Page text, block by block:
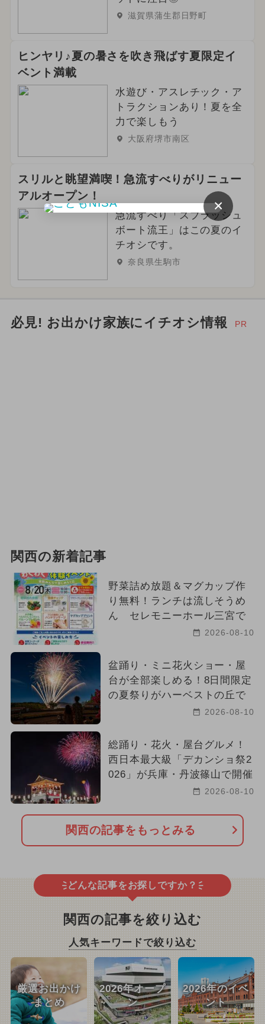
滋賀県蒲生郡日野町
ヒンヤリ♪夏の暑さを吹き飛ばす夏限定イ
ベント満載
水遊び・アスレチック・ア
トラクションあり！夏を全
力で楽しもう
大阪府堺市南区
スリルと眺望満喫！急流すべりがリニュー
アルオープン！
急流すべり「スプラッシュ
ボート流王」はこの夏のイ
チオシです。
奈良県生駒市
必見! お出かけ家族にイチオシ情報 PR
関西の新着記事
野菜詰め放題＆マグカップ作
り無料！ランチは流しそうめ
ん セレモニーホール三宮で
2026-08-10
盆踊り・ミニ花火ショー・屋
台が全部楽しめる！8日間限定
の夏祭りがハーベストの丘で
2026-08-10
総踊り・花火・屋台グルメ！
西日本最大級「デカンショ祭2
026」が兵庫・丹波篠山で開催
2026-08-10
関西の記事をもっとみる
どんな記事をお探しですか？
関西の記事を絞り込む
人気キーワードで絞り込む
厳選お出かけ
まとめ
2026年オープ
ン
2026年のイベ
ント
×